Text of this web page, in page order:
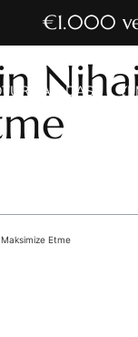
€1.000
ODASI
Etme